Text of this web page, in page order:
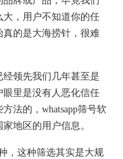
，用户不知道你的任
的是大海捞针，很难
领先我们几年甚至是
里是没有人恶化信任
法的，whatsapp筛号软
地区的用户信息。
，这种筛选其实是大规